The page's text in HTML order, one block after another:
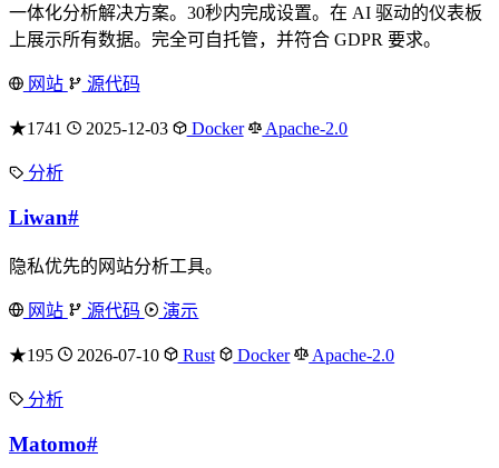
一体化分析解决方案。30秒内完成设置。在 AI 驱动的仪表板
上展示所有数据。完全可自托管，并符合 GDPR 要求。
网站 源代码
★1741 2025-12-03 Docker Apache-2.0
分析
Liwan#
隐私优先的网站分析工具。
网站 源代码 演示
★195 2026-07-10 Rust Docker Apache-2.0
分析
Matomo#